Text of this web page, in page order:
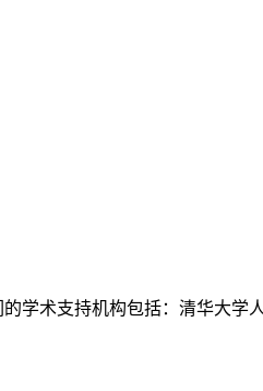
学术支持机构包括：清华大学